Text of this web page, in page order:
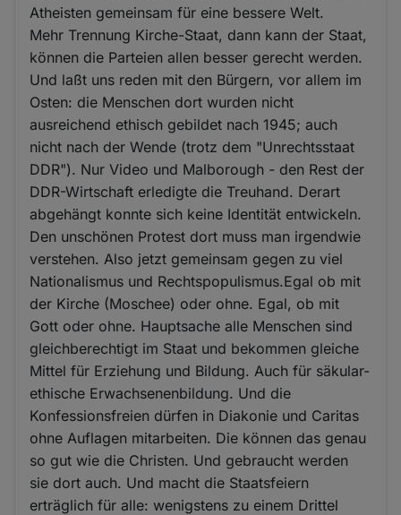
Atheisten gemeinsam für eine bessere Welt.
Mehr Trennung Kirche-Staat, dann kann der Staat,
können die Parteien allen besser gerecht werden.
Und laßt uns reden mit den Bürgern, vor allem im
Osten: die Menschen dort wurden nicht
ausreichend ethisch gebildet nach 1945; auch
nicht nach der Wende (trotz dem "Unrechtsstaat
DDR"). Nur Video und Malborough - den Rest der
DDR-Wirtschaft erledigte die Treuhand. Derart
abgehängt konnte sich keine Identität entwickeln.
Den unschönen Protest dort muss man irgendwie
verstehen. Also jetzt gemeinsam gegen zu viel
Nationalismus und Rechtspopulismus.Egal ob mit
der Kirche (Moschee) oder ohne. Egal, ob mit
Gott oder ohne. Hauptsache alle Menschen sind
gleichberechtigt im Staat und bekommen gleiche
Mittel für Erziehung und Bildung. Auch für säkular-
ethische Erwachsenenbildung. Und die
Konfessionsfreien dürfen in Diakonie und Caritas
ohne Auflagen mitarbeiten. Die können das genau
so gut wie die Christen. Und gebraucht werden
sie dort auch. Und macht die Staatsfeiern
erträglich für alle: wenigstens zu einem Drittel